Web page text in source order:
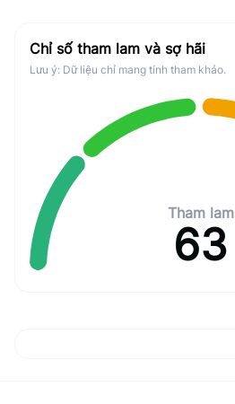
Chỉ số tham lam và sợ hãi
Lưu ý: Dữ liệu chỉ mang tính tham khảo.
Tham lam
63